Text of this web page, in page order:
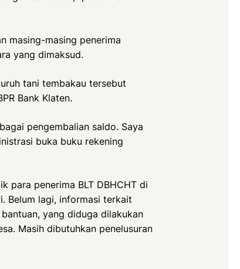
masing-masing penerima
yang dimaksud.
tani tembakau tersebut
Bank Klaten.
pengembalian saldo. Saya
buka buku rekening
para penerima BLT DBHCHT di
Belum lagi, informasi terkait
yang diduga dilakukan
Masih dibutuhkan penelusuran